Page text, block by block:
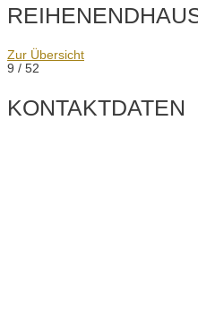
Zur Übersicht
9 / 52
KONTAKTDATEN